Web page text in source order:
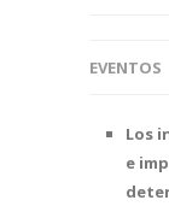
EVENTOS
Los
e